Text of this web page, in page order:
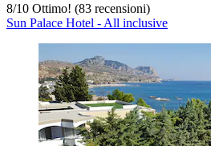
8/10 Ottimo! (83 recensioni)
Sun Palace Hotel - All inclusive